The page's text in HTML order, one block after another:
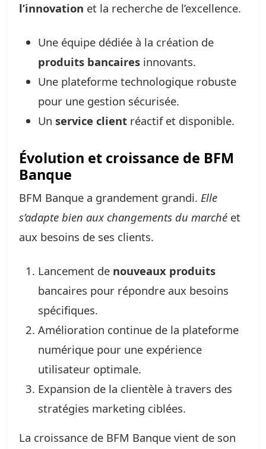
l’innovation et la recherche de l’excellence.
Une équipe dédiée à la création de
produits bancaires innovants.
Une plateforme technologique robuste
pour une gestion sécurisée.
Un service client réactif et disponible.
Évolution et croissance de BFM
Banque
BFM Banque a grandement grandi. Elle
s’adapte bien aux changements du marché et
aux besoins de ses clients.
Lancement de nouveaux produits
bancaires pour répondre aux besoins
spécifiques.
Amélioration continue de la plateforme
numérique pour une expérience
utilisateur optimale.
Expansion de la clientèle à travers des
stratégies marketing ciblées.
La croissance de BFM Banque vient de son